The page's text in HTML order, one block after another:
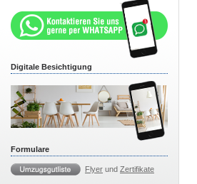
Digitale Besichtigung
Formulare
Flyer und Zertifikate